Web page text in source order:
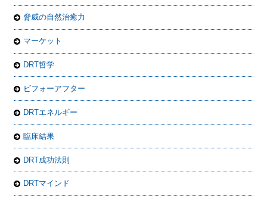
脅威の自然治癒力
マーケット
DRT哲学
ビフォーアフター
DRTエネルギー
臨床結果
DRT成功法則
DRTマインド